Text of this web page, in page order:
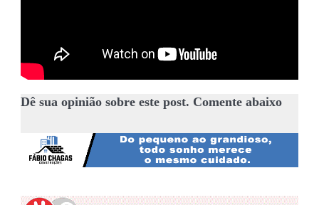
Dê sua opinião sobre este post. Comente abaixo